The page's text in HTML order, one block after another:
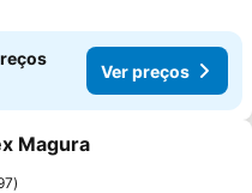
Ver preços
aos favoritos
Magura